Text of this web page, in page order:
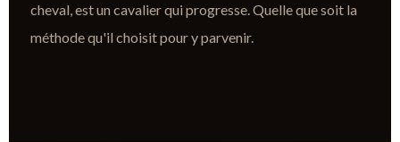
cheval, est un cavalier qui progresse. Quelle que soit la
méthode qu'il choisit pour y parvenir.